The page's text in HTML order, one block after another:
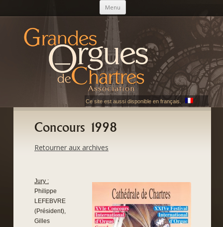
Menu Skip to content
AGOC
Les Grandes Orgues de Chartres
Ce site est aussi disponible en français.
Concours 1998
Retourner aux archives
Jury :
Philippe
LEFEBVRE
(Président),
Gilles